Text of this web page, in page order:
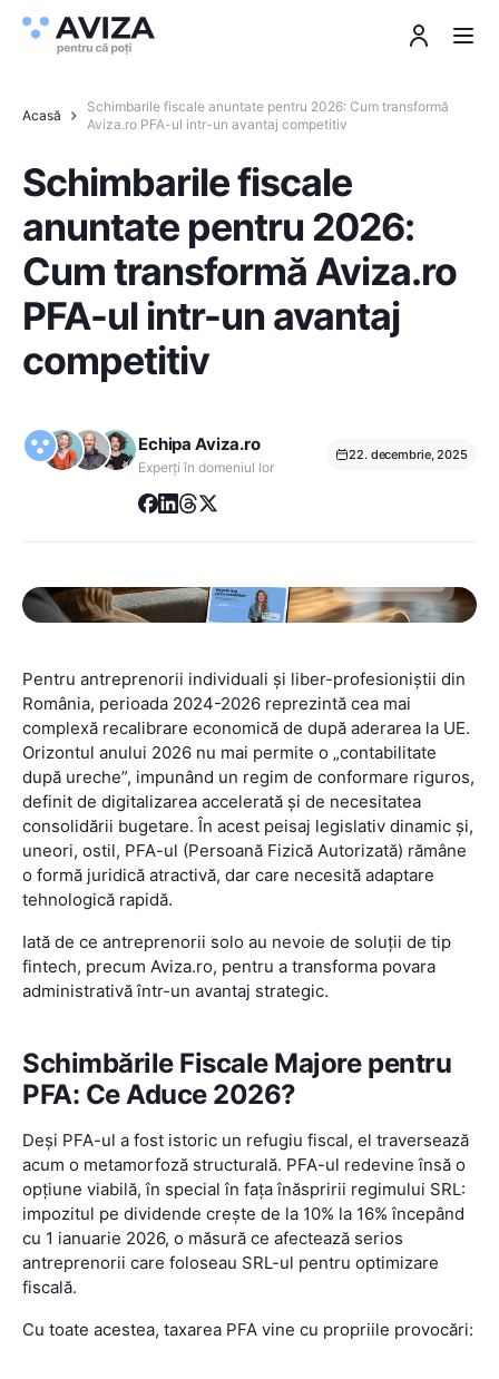
Acasă
Schimbarile fiscale anuntate pentru 2026: Cum transformă
Aviza.ro PFA-ul intr-un avantaj competitiv
Schimbarile fiscale
anuntate pentru 2026:
Cum transformă Aviza.ro
PFA-ul intr-un avantaj
competitiv
Echipa Aviza.ro
Experți în domeniul lor
22. decembrie, 2025
Pentru antreprenorii individuali și liber-profesioniștii din
România, perioada 2024-2026 reprezintă cea mai
complexă recalibrare economică de după aderarea la UE.
Orizontul anului 2026 nu mai permite o „contabilitate
după ureche”, impunând un regim de conformare riguros,
definit de digitalizarea accelerată și de necesitatea
consolidării bugetare. În acest peisaj legislativ dinamic și,
uneori, ostil, PFA-ul (Persoană Fizică Autorizată) rămâne
o formă juridică atractivă, dar care necesită adaptare
tehnologică rapidă.
Iată de ce antreprenorii solo au nevoie de soluții de tip
fintech, precum Aviza.ro, pentru a transforma povara
administrativă într-un avantaj strategic.
Schimbările Fiscale Majore pentru
PFA: Ce Aduce 2026?
Deși PFA-ul a fost istoric un refugiu fiscal, el traversează
acum o metamorfoză structurală. PFA-ul redevine însă o
opțiune viabilă, în special în fața înăspririi regimului SRL:
impozitul pe dividende crește de la 10% la 16% începând
cu 1 ianuarie 2026, o măsură ce afectează serios
antreprenorii care foloseau SRL-ul pentru optimizare
fiscală.
Cu toate acestea, taxarea PFA vine cu propriile provocări: